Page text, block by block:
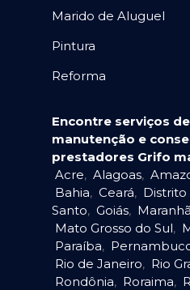
Marido de Aluguel
Pintura
Reforma
Encontre serviços
manutenção e
prestadores Grifo
Acre, Alagoas,
Bahia, Ceará, Distrito
Santo, Goiás,
Mato Grosso do Sul,
Paraíba,
Rio de Janeiro, Rio
Rondônia, Roraima,